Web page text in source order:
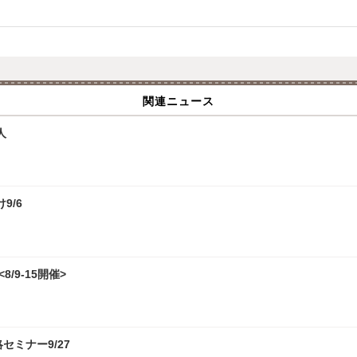
関連ニュース
9/6
9-15開催>
ミナー9/27